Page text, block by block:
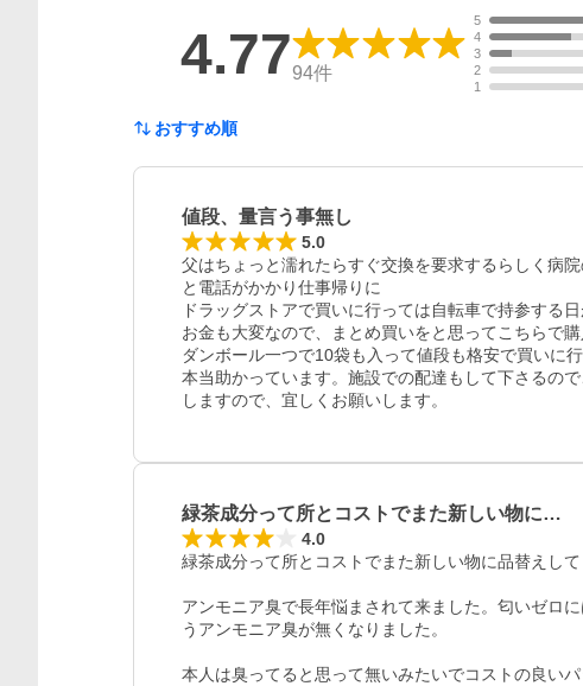
4.7794件
5
4
3
2
1
おすすめ順
値段、量言う事無し
5.0
父はちょっと濡れたらすぐ交換を要求するらしく病
と電話がかかり仕事帰りに
ドラッグストアで買いに行っては自転車で持参する日
お金も大変なので、まとめ買いをと思ってこちらで購
ダンボール一つで10袋も入って値段も格安で買いに
本当助かっています。施設での配達もして下さるの
しますので、宜しくお願いします。
緑茶成分って所とコストでまた新しい物に…
4.0
緑茶成分って所とコストでまた新しい物に品替えして
アンモニア臭で長年悩まされて来ました。匂いゼロ
うアンモニア臭が無くなりました。
本人は臭ってると思って無いみたいでコストの良い